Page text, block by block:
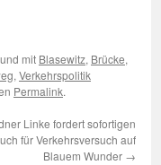
mit Blasewitz, Brücke,
, Verkehrspolitik
Permalink.
Linke fordert sofortigen
für Verkehrsversuch auf
Blauem Wunder →